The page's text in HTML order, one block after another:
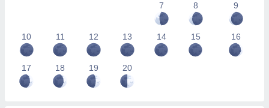
7
8 9
10 11 12 13 14 15 16
17 18 19 20